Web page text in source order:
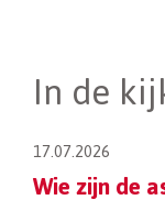
In de
17.07.2026
Wie zijn de